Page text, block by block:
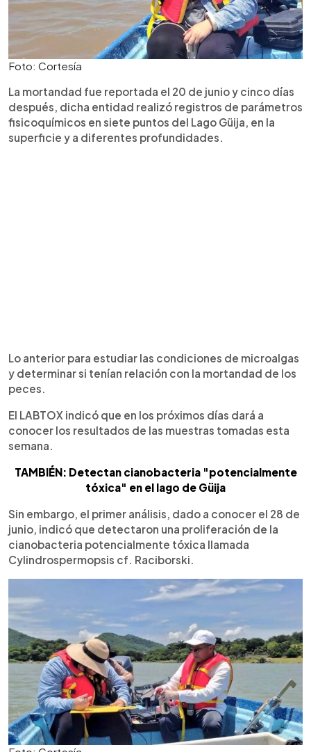
Foto: Cortesía
La mortandad fue reportada el 20 de junio y cinco días
después, dicha entidad realizó registros de parámetros
fisicoquímicos en siete puntos del Lago Güija, en la
superficie y a diferentes profundidades.
Lo anterior para estudiar las condiciones de microalgas
y determinar si tenían relación con la mortandad de los
peces.
El LABTOX indicó que en los próximos días dará a
conocer los resultados de las muestras tomadas esta
semana.
TAMBIÉN: Detectan cianobacteria "potencialmente
tóxica" en el lago de Güija
Sin embargo, el primer análisis, dado a conocer el 28 de
junio, indicó que detectaron una proliferación de la
cianobacteria potencialmente tóxica llamada
Cylindrospermopsis cf. Raciborski.